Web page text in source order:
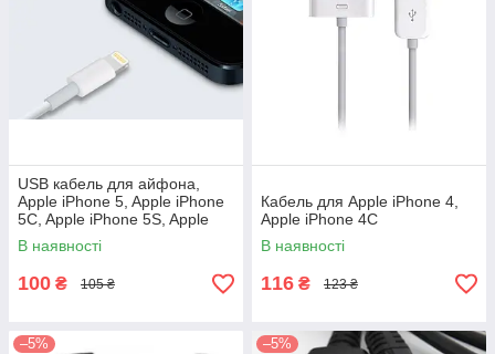
USB кабель для айфона,
Apple iPhone 5, Apple iPhone
5C, Apple iPhone 5S, Apple
iPad 4, Apple iPad mini
В наявності
100 ₴ 105 ₴
Кабель для Apple iPhone 4,
Apple iPhоne 4C
В наявності
116 ₴ 123 ₴
–5% –5%